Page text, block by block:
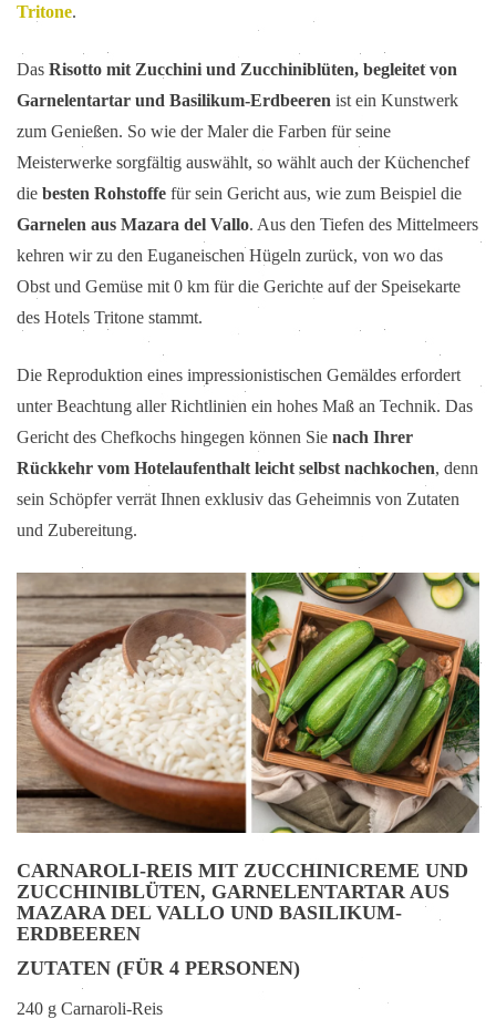
Tritone.
Das Risotto mit Zucchini und Zucchiniblüten, begleitet von
Garnelentartar und Basilikum-Erdbeeren ist ein Kunstwerk
zum Genießen. So wie der Maler die Farben für seine
Meisterwerke sorgfältig auswählt, so wählt auch der Küchenchef
die besten Rohstoffe für sein Gericht aus, wie zum Beispiel die
Garnelen aus Mazara del Vallo. Aus den Tiefen des Mittelmeers
kehren wir zu den Euganeischen Hügeln zurück, von wo das
Obst und Gemüse mit 0 km für die Gerichte auf der Speisekarte
des Hotels Tritone stammt.
Die Reproduktion eines impressionistischen Gemäldes erfordert
unter Beachtung aller Richtlinien ein hohes Maß an Technik. Das
Gericht des Chefkochs hingegen können Sie nach Ihrer
Rückkehr vom Hotelaufenthalt leicht selbst nachkochen, denn
sein Schöpfer verrät Ihnen exklusiv das Geheimnis von Zutaten
und Zubereitung.
CARNAROLI-REIS MIT ZUCCHINICREME UND
ZUCCHINIBLÜTEN, GARNELENTARTAR AUS
MAZARA DEL VALLO UND BASILIKUM-
ERDBEEREN
ZUTATEN (FÜR 4 PERSONEN)
240 g Carnaroli-Reis